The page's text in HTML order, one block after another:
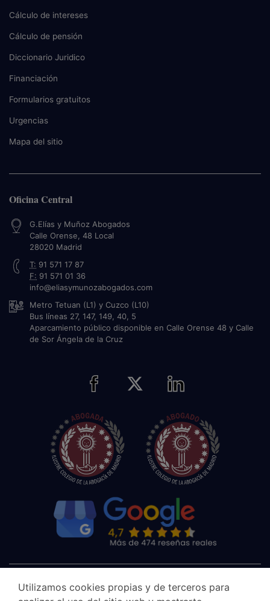
Cálculo de intereses
Cálculo de pensión
Diccionario Juridico
Financiación
Formularios gratuitos
Urgencias
Mapa del sitio
Oficina Central
G.Elías y Muñoz Abogados
Calle Orense, 48 Local
28020 Madrid
T: 91 571 17 87
F: 91 571 01 36
info@eliasymunozabogados.com
Metro Tetuan (L1) y Cuzco (L10)
Bus líneas 27, 147, 149, 40, 5
Aparcamiento público disponible en Calle Orense 48 y Calle
de Sor Ángela de la Cruz
Utilizamos cookies propias y de terceros para